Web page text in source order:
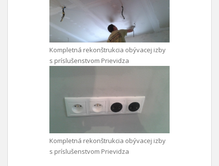
Kompletná rekonštrukcia obývacej izby
s príslušenstvom Prievidza
Kompletná rekonštrukcia obývacej izby
s príslušenstvom Prievidza